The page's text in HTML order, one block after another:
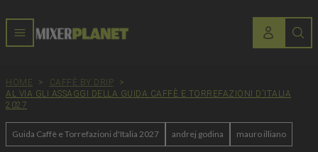
HOME > CAFFÈ BY DRIP
>
AL VIA GLI ASSAGGI DELLA GUIDA CAFFÈ E TORREFAZIONI D'ITALIA
2027
Guida Caffè e Torrefazioni d'Italia 2027 andrej godina mauro illiano